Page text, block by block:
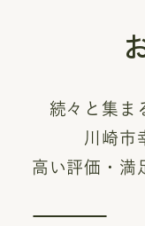
続々と集ま
川崎市
高い評価・満